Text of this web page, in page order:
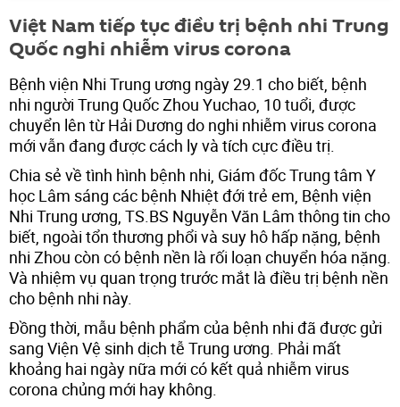
Việt Nam tiếp tục điều trị bệnh nhi Trung
Quốc nghi nhiễm virus corona
Bệnh viện Nhi Trung ương ngày 29.1 cho biết, bệnh
nhi người Trung Quốc Zhou Yuchao, 10 tuổi, được
chuyển lên từ Hải Dương do nghi nhiễm virus corona
mới vẫn đang được cách ly và tích cực điều trị.
Chia sẻ về tình hình bệnh nhi, Giám đốc Trung tâm Y
học Lâm sáng các bệnh Nhiệt đới trẻ em, Bệnh viện
Nhi Trung ương, TS.BS Nguyễn Văn Lâm thông tin cho
biết, ngoài tổn thương phổi và suy hô hấp nặng, bệnh
nhi Zhou còn có bệnh nền là rối loạn chuyển hóa nặng.
Và nhiệm vụ quan trọng trước mắt là điều trị bệnh nền
cho bệnh nhi này.
Đồng thời, mẫu bệnh phẩm của bệnh nhi đã được gửi
sang Viện Vệ sinh dịch tễ Trung ương. Phải mất
khoảng hai ngày nữa mới có kết quả nhiễm virus
corona chủng mới hay không.